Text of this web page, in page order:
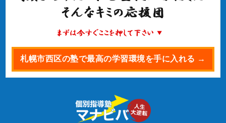
札幌市西区の塾で最高の学習環境を手に入れる →